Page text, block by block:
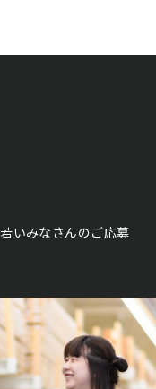
いみなさんのご応募